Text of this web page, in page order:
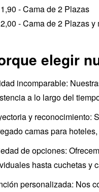
- Cama de 2 Plazas
- Cama de 2 Plazas y
elegir
incomparable:
a lo largo del
y reconocimiento:
camas para
de opciones:
hasta cuchetas y
personalizada: Nos